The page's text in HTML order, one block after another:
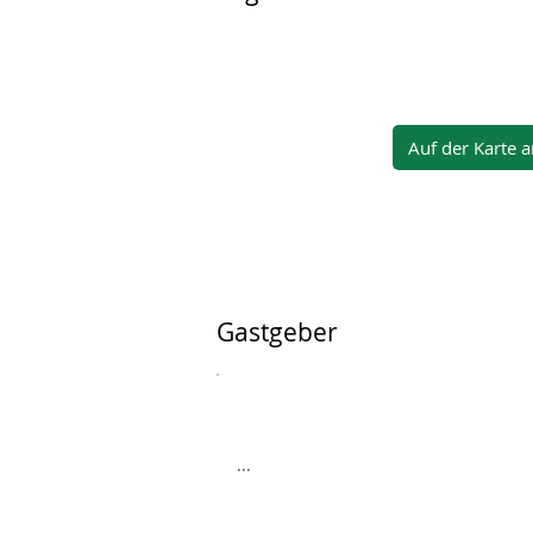
Auf der Karte
Gastgeber
...